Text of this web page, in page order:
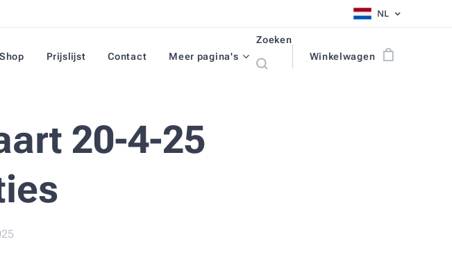
NL
Shop Prijslijst Contact Meer pagina's
Zoeken
Winkelwagen
20-4-25